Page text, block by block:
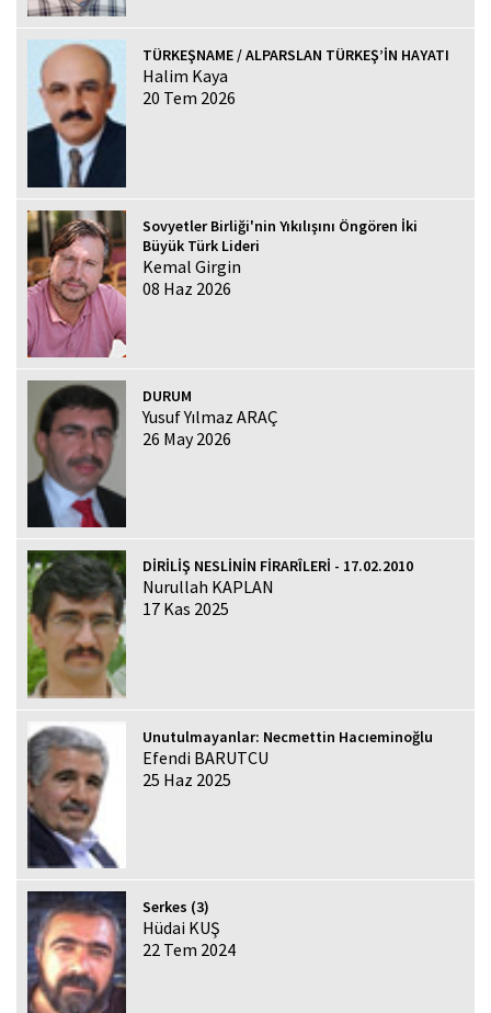
TÜRKEŞNAME / ALPARSLAN TÜRKEŞ’İN HAYATI
Halim Kaya
20 Tem 2026
Sovyetler Birliği'nin Yıkılışını Öngören İki
Büyük Türk Lideri
Kemal Girgin
08 Haz 2026
DURUM
Yusuf Yılmaz ARAÇ
26 May 2026
DİRİLİŞ NESLİNİN FİRARÎLERİ - 17.02.2010
Nurullah KAPLAN
17 Kas 2025
Unutulmayanlar: Necmettin Hacıeminoğlu
Efendi BARUTCU
25 Haz 2025
Serkes (3)
Hüdai KUŞ
22 Tem 2024